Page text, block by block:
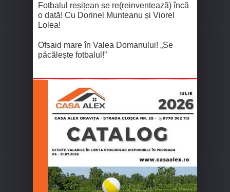
Fotbalul reșițean se re(reinventează) încă
o dată! Cu Dorinel Munteanu și Viorel
Lolea!
Ofsaid mare în Valea Domanului! „Se
păcălește fotbalul!”